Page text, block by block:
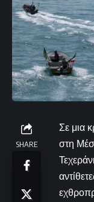
SHARE
Σε μια
στη